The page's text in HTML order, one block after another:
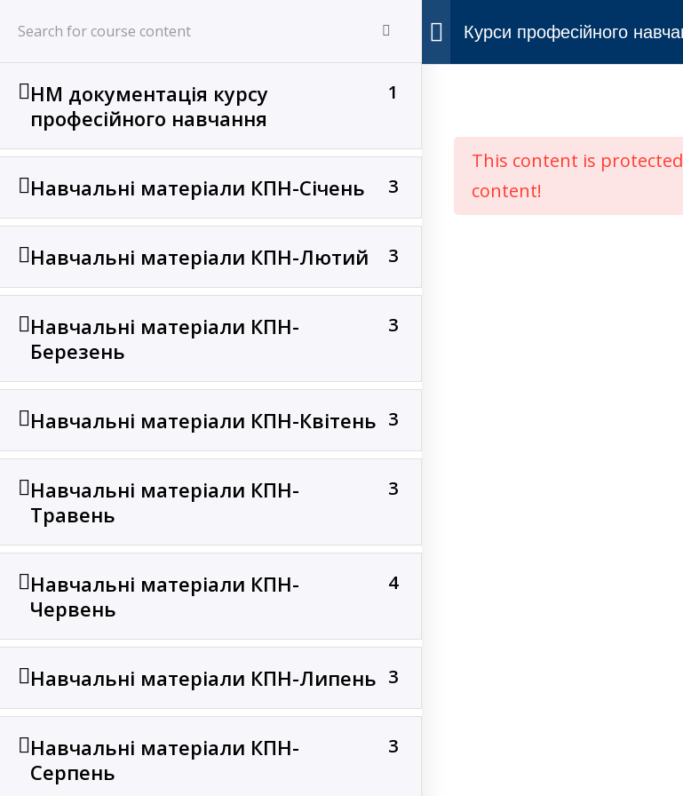
LVIV ACC
Home Курси Тренажерний центр
Курси професійного
НМ документація курсу
професійного навчання
1
Навчальні матеріали КПН-Січень 3
Навчальні матеріали КПН-Лютий 3
Навчальні матеріали КПН-
Березень
3
Навчальні матеріали КПН-Квітень 3
Навчальні матеріали КПН-
Травень
3
Навчальні матеріали КПН-
Червень
4
Навчальні матеріали КПН-Липень 3
Навчальні матеріали КПН-
Серпень
3
This content is
content!
Львівський РСП Дніпровський РСП
Авторське право © 2026 Lviv ACC